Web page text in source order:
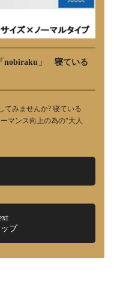
nobiraku」 寝ている
てみませんか? 寝ている
マンス向上の為の“大人
プ